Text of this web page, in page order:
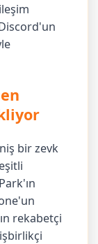
bir zevk
rekabetçi